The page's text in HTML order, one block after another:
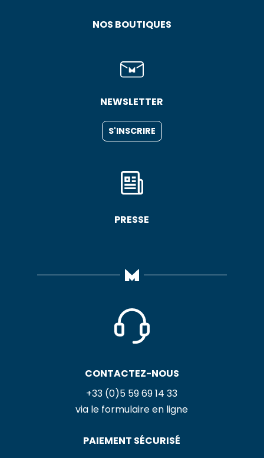
NOS BOUTIQUES
NEWSLETTER
S'INSCRIRE
PRESSE
CONTACTEZ-NOUS
+33 (0)5 59 69 14 33
via le formulaire en ligne
PAIEMENT SÉCURISÉ